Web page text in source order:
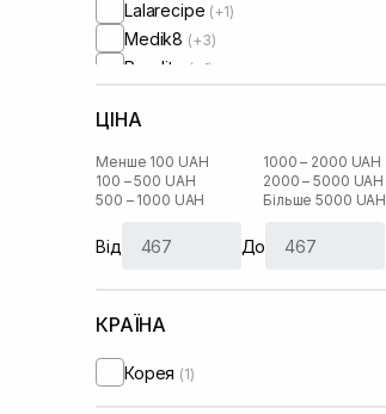
Lalarecipe (+1)
Medik8 (+3)
Perolite (+1)
Round Lab
Skin1004 (+2)
UIQ(+2)
ЦІНА
Менше 100 UAH
100 – 500 UAH
500 – 1000 UAH
1000 – 2000 UAH
2000 – 5000 UAH
Більше 5000 UAH
Від До
КРАЇНА
Корея (1)